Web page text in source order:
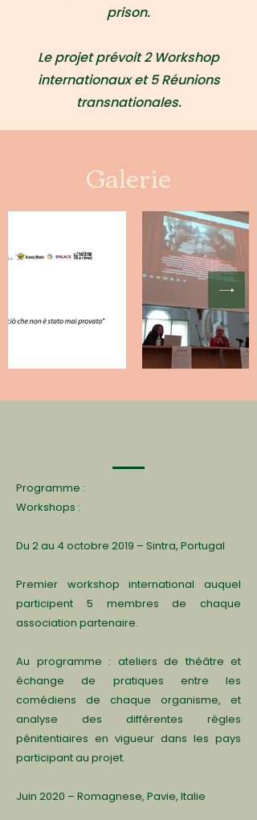
prison.
Le projet prévoit 2 Workshop
internationaux et 5 Réunions
transnationales.
Galerie
Programme :
Workshops :
Du 2 au 4 octobre 2019 – Sintra, Portugal
Premier workshop international auquel
participent 5 membres de chaque
association partenaire.
Au programme : ateliers de théâtre et
échange de pratiques entre les
comédiens de chaque organisme, et
analyse des différentes règles
pénitentiaires en vigueur dans les pays
participant au projet.
Juin 2020 – Romagnese, Pavie, Italie